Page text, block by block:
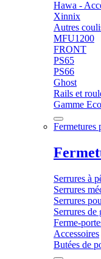
Hawa -
Xinnix
Autres
MFU1200
FRONT
PS65
PS66
Ghost
Rails et
Gamme Eco
Fermetures
Serrures à
Serrures
Serrures
Serrures de
Ferme-
Accessoires
Butées de